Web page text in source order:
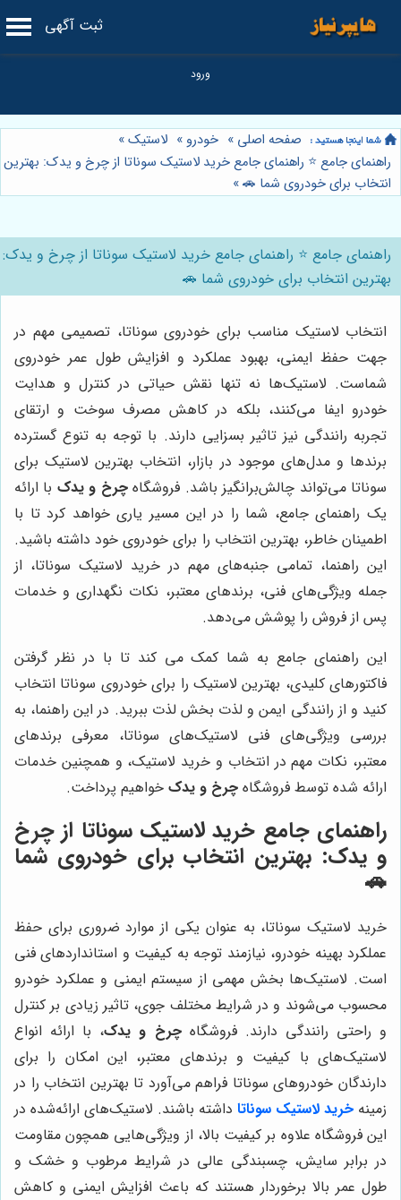
ثبت آگهی
صفحه اصلی » خودرو » لاستیک»
راهنمای جامع ⭐️ راهنمای جامع خرید لاستیک سوناتا از چرخ و یدک: بهترین
انتخاب برای خودروی شما 🚗»
راهنمای جامع ⭐️ راهنمای جامع خرید لاستیک سوناتا از چرخ و یدک:
بهترین انتخاب برای خودروی شما 🚗
انتخاب لاستیک مناسب برای خودروی سوناتا، تصمیمی مهم در
جهت حفظ ایمنی، بهبود عملکرد و افزایش طول عمر خودروی
شماست. لاستیک‌ها نه تنها نقش حیاتی در کنترل و هدایت
خودرو ایفا می‌کنند، بلکه در کاهش مصرف سوخت و ارتقای
تجربه رانندگی نیز تاثیر بسزایی دارند. با توجه به تنوع گسترده
برندها و مدل‌های موجود در بازار، انتخاب بهترین لاستیک برای
سوناتا می‌تواند چالش‌برانگیز باشد. فروشگاهچرخ و یدک با ارائه
یک راهنمای جامع، شما را در این مسیر یاری خواهد کرد تا با
اطمینان خاطر، بهترین انتخاب را برای خودروی خود داشته باشید.
این راهنما، تمامی جنبه‌های مهم در خرید لاستیک سوناتا، از
جمله ویژگی‌های فنی، برندهای معتبر، نکات نگهداری و خدمات
پس از فروش را پوشش می‌دهد.
این راهنمای جامع به شما کمک می کند تا با در نظر گرفتن
فاکتورهای کلیدی، بهترین لاستیک را برای خودروی سوناتا انتخاب
کنید و از رانندگی ایمن و لذت بخش لذت ببرید. در این راهنما، به
بررسی ویژگی‌های فنی لاستیک‌های سوناتا، معرفی برندهای
معتبر، نکات مهم در انتخاب و خرید لاستیک، و همچنین خدمات
ارائه شده توسط فروشگاه چرخ و یدک خواهیم پرداخت.
راهنمای جامع خرید لاستیک سوناتا از چرخ
و یدک: بهترین انتخاب برای خودروی شما
🚗
خرید لاستیک سوناتا، به عنوان یکی از موارد ضروری برای حفظ
عملکرد بهینه خودرو، نیازمند توجه به کیفیت و استانداردهای فنی
است. لاستیک‌ها بخش مهمی از سیستم ایمنی و عملکرد خودرو
محسوب می‌شوند و در شرایط مختلف جوی، تاثیر زیادی بر کنترل
و راحتی رانندگی دارند. فروشگاهچرخ و یدک، با ارائه انواع
لاستیک‌های با کیفیت و برندهای معتبر، این امکان را برای
دارندگان خودروهای سوناتا فراهم می‌آورد تا بهترین انتخاب را در
زمینه خرید لاستیک سوناتا داشته باشند. لاستیک‌های ارائه‌شده در
این فروشگاه علاوه بر کیفیت بالا، از ویژگی‌هایی همچون مقاومت
در برابر سایش، چسبندگی عالی در شرایط مرطوب و خشک و
طول عمر بالا برخوردار هستند که باعث افزایش ایمنی و کاهش